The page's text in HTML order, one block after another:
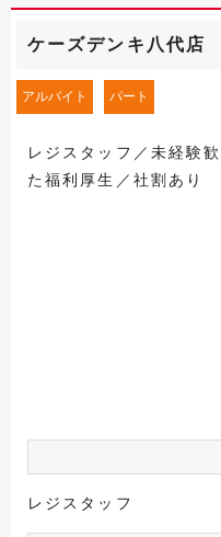
ケーズデンキ八代店
アルバイト パート
レジスタッフ／未経験
た福利厚生／社割あり
レジスタッフ